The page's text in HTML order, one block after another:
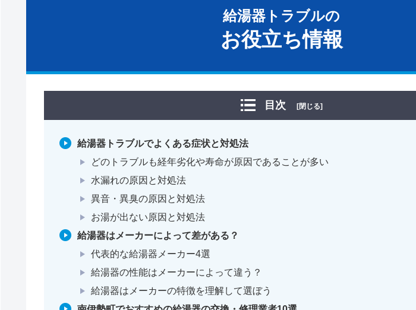
給湯器トラブルの
お役立ち情報
目次 [閉じる]
給湯器トラブルでよくある症状と対処法
どのトラブルも経年劣化や寿命が原因であることが多い
水漏れの原因と対処法
異音・異臭の原因と対処法
お湯が出ない原因と対処法
給湯器はメーカーによって差がある？
代表的な給湯器メーカー4選
給湯器の性能はメーカーによって違う？
給湯器はメーカーの特徴を理解して選ぼう